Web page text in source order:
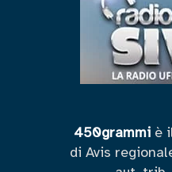
450grammiè
di Avis